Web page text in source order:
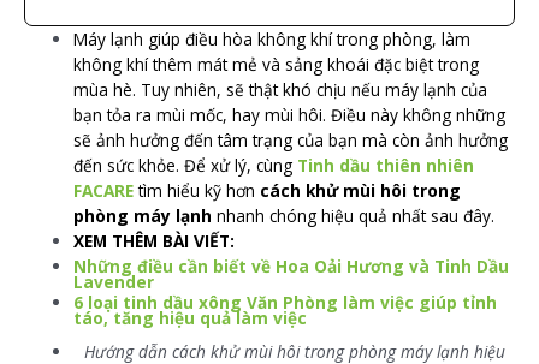
Máy lạnh giúp điều hòa không khí trong phòng, làm
không khí thêm mát mẻ và sảng khoái đặc biệt trong
mùa hè. Tuy nhiên, sẽ thật khó chịu nếu máy lạnh của
bạn tỏa ra mùi mốc, hay mùi hôi. Điều này không những
sẽ ảnh hưởng đến tâm trạng của bạn mà còn ảnh hưởng
đến sức khỏe. Để xử lý, cùng Tinh dầu thiên nhiên
FACARE tìm hiểu kỹ hơn cách khử mùi hôi trong
phòng máy lạnh nhanh chóng hiệu quả nhất sau đây.
XEM THÊM BÀI VIẾT:
Những điều cần biết về Hoa Oải Hương và Tinh Dầu
Lavender
6 loại tinh dầu xông Văn Phòng làm việc giúp tỉnh
táo, tăng hiệu quả làm việc
Hướng dẫn cách khử mùi hôi trong phòng máy lạnh hiệu